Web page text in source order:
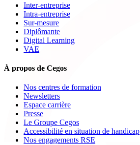
Inter-entreprise
Intra-entreprise
Sur-mesure
Diplômante
Digital Learning
VAE
À propos de Cegos
Nos centres de formation
Newsletters
Espace carrière
Presse
Le Groupe Cegos
Accessibilité en situation de handicap
Nos engagements RSE